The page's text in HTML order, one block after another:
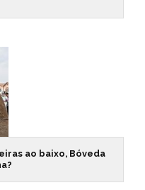
ao baixo, Bóveda